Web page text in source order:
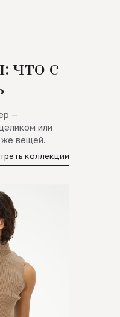
что с
—
или
же вещей.
коллекции